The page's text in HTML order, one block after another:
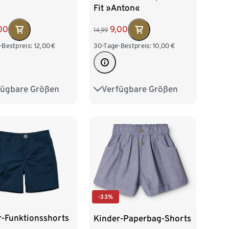
Bestpreis: 12,00€
Größen
134/140
Fit »Anton«
14,99 9,00
30-Tage-Bestpreis: 10,00 €
Verfügbare Größen
86/92 98/104
134/140
Funktionsshorts
-33%
Kinder-Paperbag-Shorts